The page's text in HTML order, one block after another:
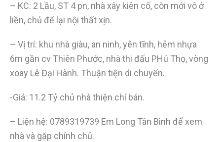
– KC: 2 Lầu, ST 4 pn, nhà xây kiên cố, còn mới vô ở
liền, chủ để lại nội thất xịn.
– Vị trí: khu nhà giàu, an ninh, yên tĩnh, hẻm nhựa
6m gần cv Thiên Phước, nhà thi đấu PHú Thọ, vòng
xoay Lê Đại Hành. Thuận tiện di chuyển.
-Giá: 11.2 Tỷ chủ nhà thiện chí bán.
– Liện hệ: 0789319739 Em Long Tân Bình để xem
nhà và gặp chính chủ.